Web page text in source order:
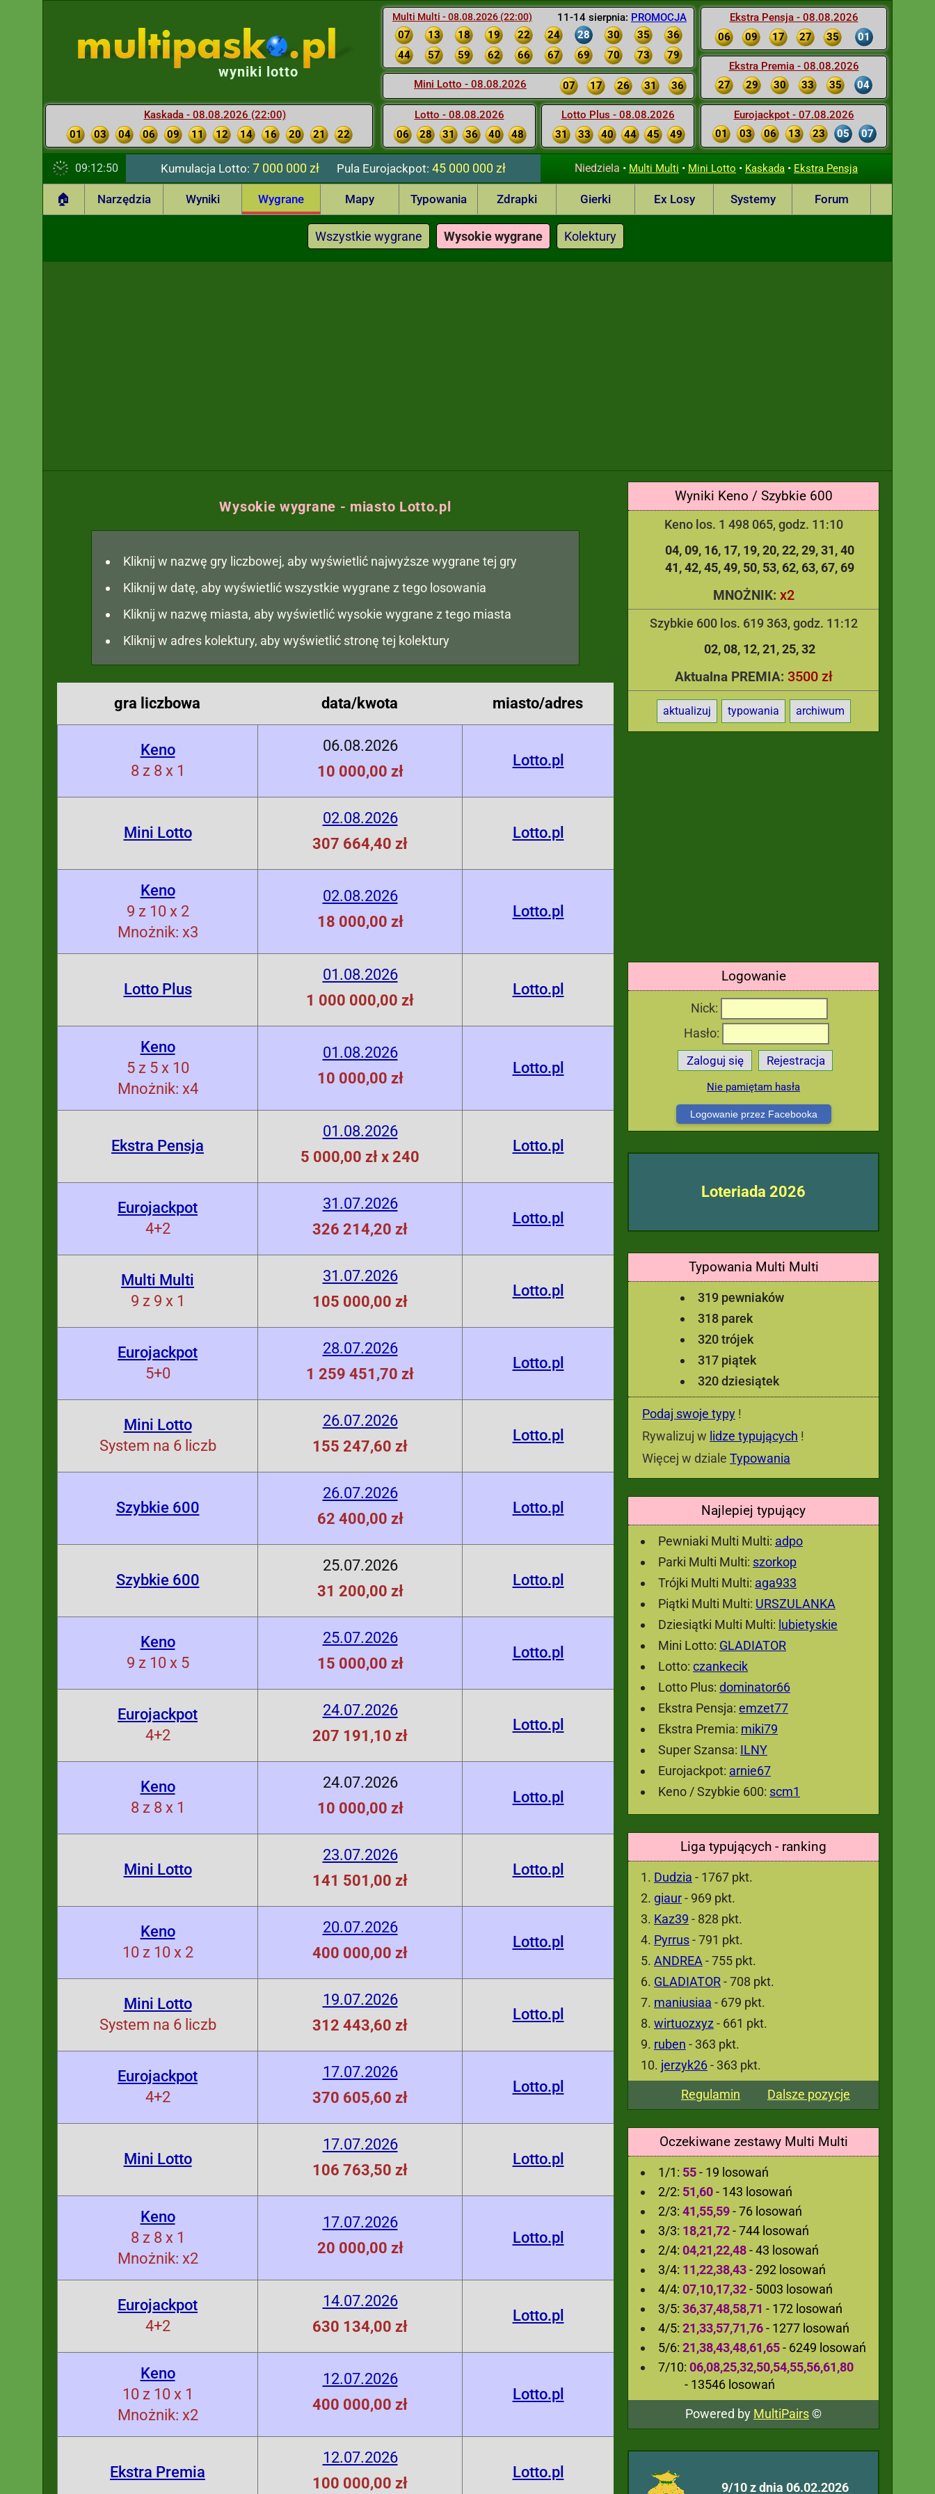
11-14 sierpnia: PROMOCJA
Multi Multi - 08.08.2026 (22:00)
07 13 18 19 22 24 28 30 35
36
44
57 59 62 66 67 69 70 73 79
Mini Lotto - 08.08.2026 07 17 26 31 36
Lotto - 08.08.2026
06
28 31 36 40 48
Lotto Plus - 08.08.2026
31
33 40 44 45 49
Ekstra Pensja - 08.08.2026
06
09 17 27 35 01
Ekstra Premia - 08.08.2026
27
29 30 33 35 04
Eurojackpot - 07.08.2026
01
03 06 13 23 05 07
wyniki lotto
Kaskada - 08.08.2026 (22:00)
01
03 04 06 09 11 12 14 16 20 21 22
09:12:51 Kumulacja Lotto: 7 000 000 zł PulaEurojackpot: 45 000 000 zł Niedziela • Multi Multi • Mini Lotto • Kaskada • Ekstra Pensja
🏠 Narzędzia Wyniki Wygrane Mapy Typowania Zdrapki Gierki Ex Losy Systemy Forum
Wszystkie wygrane Wysokie wygrane Kolektury
Wyniki Keno / Szybkie 600
Keno los. 1 498 065, godz. 11:10
04 09 16 17 19 20 22 29 31 40
41 42 45 49 50 53 62 63 67 69
MNOŻNIK: x2
Szybkie 600 los. 619 363, godz. 11:12
02 08 12 21 25 32
Aktualna PREMIA: 3500 zł
aktualizuj typowania archiwum
Logowanie
Nick:
Hasło:
Zaloguj się Rejestracja
Nie pamiętam hasła
Logowanie przez Facebooka
Loteriada 2026
Typowania Multi Multi
319 pewniaków
318 parek
320 trójek
317 piątek
320 dziesiątek
Podaj swoje typy !
Rywalizuj w lidze typujących !
Więcej w dziale Typowania
Najlepiej typujący
Pewniaki Multi Multi: adpo
Parki Multi Multi: szorkop
Trójki Multi Multi: aga933
Piątki Multi Multi: URSZULANKA
Dziesiątki Multi Multi: lubietyskie
Mini Lotto: GLADIATOR
Lotto: czankecik
Lotto Plus: dominator66
Ekstra Pensja: emzet77
Ekstra Premia: miki79
Super Szansa: ILNY
Eurojackpot: arnie67
Keno / Szybkie 600: scm1
Liga typujących - ranking
Dudzia - 1767 pkt.
giaur- 969 pkt.
Kaz39 - 828 pkt.
Pyrrus- 791 pkt.
ANDREA - 755 pkt.
GLADIATOR- 708 pkt.
maniusiaa - 679 pkt.
wirtuozxyz - 661 pkt.
ruben - 363 pkt.
jerzyk26- 363 pkt.
Regulamin
Dalsze pozycje
Oczekiwane zestawy Multi Multi
1/1: 55- 19 losowań
2/2: 51,60- 143 losowań
2/3: 41,55,59- 76 losowań
3/3: 18,21,72- 744 losowań
2/4: 04,21,22,48- 43 losowań
3/4: 11,22,38,43- 292 losowań
4/4: 07,10,17,32- 5003 losowań
3/5: 36,37,48,58,71 - 172 losowań
4/5: 21,33,57,71,76- 1277 losowań
5/6: 21,38,43,48,61,65- 6249 losowań
7/10: 06,08,25,32,50,54,55,56,61,80
- 13546 losowań
Powered by MultiPairs©
9/10 z dnia 06.02.2026
Wysokie wygrane - miasto Lotto.pl
Kliknij w nazwę gry liczbowej, aby wyświetlić najwyższe wygrane tej gry
Kliknij w datę, aby wyświetlić wszystkie wygrane z tego losowania
Kliknij w nazwę miasta, aby wyświetlić wysokie wygrane z tego miasta
Kliknij w adres kolektury, aby wyświetlić stronę tej kolektury
gra liczbowa data/kwota miasto/adres
Keno
8 z 8 x 1
06.08.2026
10 000,00 zł
Lotto.pl
Mini Lotto
02.08.2026
307 664,40 zł
Lotto.pl
Keno
9 z 10 x 2
Mnożnik: x3
02.08.2026
18 000,00 zł
Lotto.pl
Lotto Plus
01.08.2026
1 000 000,00 zł
Lotto.pl
Keno
5 z 5 x 10
Mnożnik: x4
01.08.2026
10 000,00 zł
Lotto.pl
Ekstra Pensja
01.08.2026
5 000,00 zł x 240
Lotto.pl
Eurojackpot
4+2
31.07.2026
326 214,20 zł
Lotto.pl
Multi Multi
9 z 9 x 1
31.07.2026
105 000,00 zł
Lotto.pl
Eurojackpot
5+0
28.07.2026
1 259 451,70 zł
Lotto.pl
Mini Lotto
System na 6 liczb
26.07.2026
155 247,60 zł
Lotto.pl
Szybkie 600
26.07.2026
62 400,00 zł
Lotto.pl
Szybkie 600
25.07.2026
31 200,00 zł
Lotto.pl
Keno
9 z 10 x 5
25.07.2026
15 000,00 zł
Lotto.pl
Eurojackpot
4+2
24.07.2026
207 191,10 zł
Lotto.pl
Keno
8 z 8 x 1
24.07.2026
10 000,00 zł
Lotto.pl
Mini Lotto
23.07.2026
141 501,00 zł
Lotto.pl
Keno
10 z 10 x 2
20.07.2026
400 000,00 zł
Lotto.pl
Mini Lotto
System na 6 liczb
19.07.2026
312 443,60 zł
Lotto.pl
Eurojackpot
4+2
17.07.2026
370 605,60 zł
Lotto.pl
Mini Lotto
17.07.2026
106 763,50 zł
Lotto.pl
Keno
8 z 8 x 1
Mnożnik: x2
17.07.2026
20 000,00 zł
Lotto.pl
Eurojackpot
4+2
14.07.2026
630 134,00 zł
Lotto.pl
Keno
10 z 10 x 1
Mnożnik: x2
12.07.2026
400 000,00 zł
Lotto.pl
Ekstra Premia
12.07.2026
100 000,00 zł
Lotto.pl